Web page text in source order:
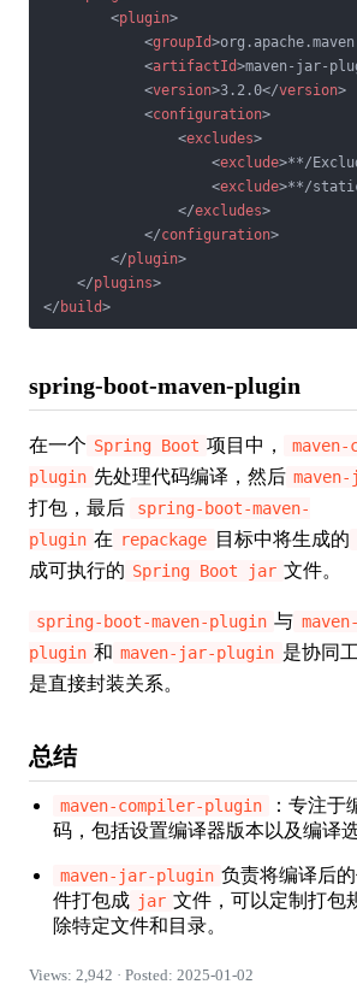
<plugin>
<groupId>
<artifactId>maven-jar-
<version>3.2.0</version>
<configuration>
<excludes>
<exclude>**/
<exclude>**/
</excludes>
</configuration>
</plugin>
</plugins>
</ build>
spring-boot-maven-plugin
在一个 Spring Boot 项目中，
plugin 先处理代码编译，然后
打包，最后
spring-boot-maven-
plugin 在 repackage 目标中将生成的
成可执行的 Spring Boot jar 文件。
spring-boot-maven-plugin 与
plugin 和 maven-jar-plugin 是协同
是直接封装关系。
总结
maven-compiler-plugin ：专注于
码，包括设置编译器版本以及编译选
maven-jar-plugin 负责将编译后
件打包成 jar 文件，可以定制打包
除特定文件和目录。
Views: 2,942 · Posted: 2025-01-02